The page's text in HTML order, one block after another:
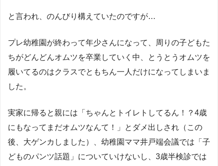
と言われ、のんびり構えていたのですが…
プレ幼稚園が終わって年少さんになって、周りの子どもた
ちがどんどんオムツを卒業していく中、とうとうオムツを
履いてるのはクラスでともちん一人だけになってしまいま
した。
実家に帰ると親には「ちゃんとトイレトしてるん！？4歳
にもなってまだオムツなんて！」とダメ出しされ（この
後、大ゲンカしました）、幼稚園ママ井戸端会議では「子
どものパンツ話題」についていけないし、3歳半検診では